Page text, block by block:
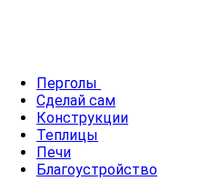
Перголы
Сделай сам
Конструкции
Теплицы
Печи
Благоустройство